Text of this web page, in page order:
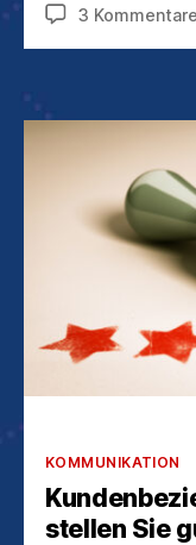
3 Kommentare
Kategorien
KOMMUNIKATION
stellen Sie